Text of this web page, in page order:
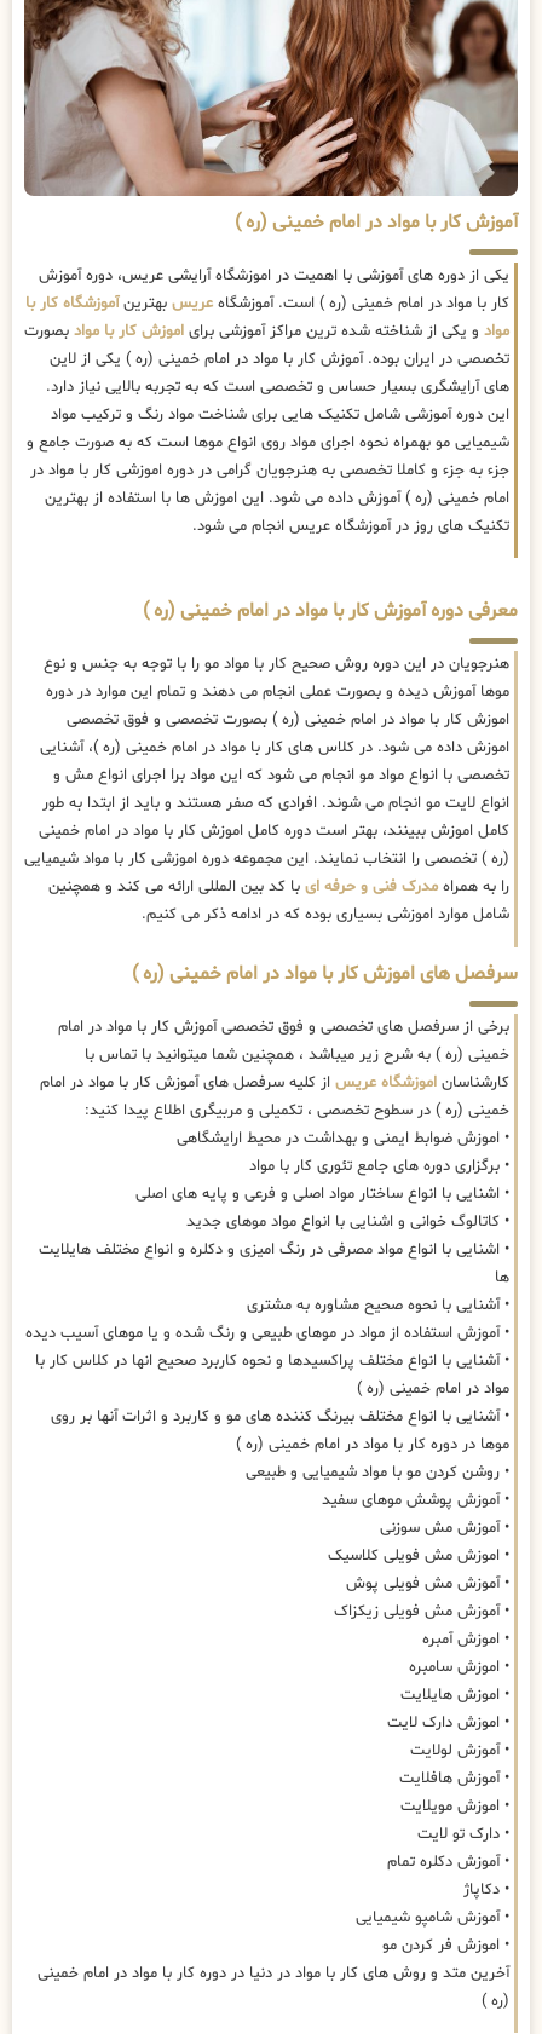
آموزش کار با مواد در امام خمینی (ره )
یکی از دوره های آموزشی با اهمیت در اموزشگاه آرایشی عریس، دوره آموزش
کار با مواد در امام خمینی (ره ) است. آموزشگاه عریس بهترینآموزشگاه کار با
مواد و یکی از شناخته شده ترین مراکز آموزشی برای اموزش کار با مواد بصورت
تخصصی در ایران بوده. آموزش کار با مواد در امام خمینی (ره ) یکی از لاین
های آرایشگری بسیار حساس و تخصصی است که به تجربه بالایی نیاز دارد.
این دوره آموزشی شامل تکنیک هایی برای شناخت مواد رنگ و ترکیب مواد
شیمیایی مو بهمراه نحوه اجرای مواد روی انواع موها است که به صورت جامع و
جزء به جزء و کاملا تخصصی به هنرجویان گرامی در دوره اموزشی کار با مواد در
امام خمینی (ره ) آموزش داده می شود. این اموزش ها با استفاده از بهترین
تکنیک های روز در آموزشگاه عریس انجام می شود.
معرفی دوره آموزش کار با مواد در امام خمینی (ره )
هنرجویان در این دوره روش صحیح کار با مواد مو را با توجه به جنس و نوع
موها آموزش دیده و بصورت عملی انجام می دهند و تمام این موارد در دوره
اموزش کار با مواد در امام خمینی (ره ) بصورت تخصصی و فوق تخصصی
اموزش داده می شود. در کلاس های کار با مواد در امام خمینی (ره )، آشنایی
تخصصی با انواع مواد مو انجام می شود که این مواد برا اجرای انواع مش و
انواع لایت مو انجام می شوند. افرادی که صفر هستند و باید از ابتدا به طور
کامل اموزش ببینند، بهتر است دوره کامل اموزش کار با مواد در امام خمینی
(ره ) تخصصی را انتخاب نمایند. این مجموعه دوره اموزشی کار با مواد شیمیایی
را به همراه مدرک فنی و حرفه ای با کد بین المللی ارائه می کند و همچنین
شامل موارد اموزشی بسیاری بوده که در ادامه ذکر می کنیم.
سرفصل های اموزش کار با مواد در امام خمینی (ره )
برخی از سرفصل های تخصصی و فوق تخصصی آموزش کار با مواد در امام
خمینی (ره ) به شرح زیر میباشد ، همچنین شما میتوانید با تماس با
کارشناسان اموزشگاه عریس از کلیه سرفصل های آموزش کار با مواد در امام
خمینی (ره ) در سطوح تخصصی ، تکمیلی و مربیگری اطلاع پیدا کنید:
• اموزش ضوابط ایمنی و بهداشت در محیط ارایشگاهی
• برگزاری دوره های جامع تئوری کار با مواد
• اشنایی با انواع ساختار مواد اصلی و فرعی و پایه های اصلی
• کاتالوگ خوانی و اشنایی با انواع مواد موهای جدید
• اشنایی با انواع مواد مصرفی در رنگ امیزی و دکلره و انواع مختلف هایلایت
ها
• آشنایی با نحوه صحیح مشاوره به مشتری
• آموزش استفاده از مواد در موهای طبیعی و رنگ شده و یا موهای آسیب دیده
• آشنایی با انواع مختلف پراکسیدها و نحوه کاربرد صحیح انها در کلاس کار با
مواد در امام خمینی (ره )
• آشنایی با انواع مختلف بیرنگ کننده های مو و کاربرد و اثرات آنها بر روی
موها در دوره کار با مواد در امام خمینی (ره )
• روشن کردن مو با مواد شیمیایی و طبیعی
• آموزش پوشش موهای سفید
• آموزش مش سوزنی
• اموزش مش فویلی کلاسیک
• آموزش مش فویلی پوش
• آموزش مش فویلی زیکزاک
• اموزش آمبره
• اموزش سامبره
• اموزش هایلایت
• اموزش دارک لایت
• آموزش لولایت
• آموزش هافلایت
• اموزش مویلایت
• دارک تو لایت
• آموزش دکلره تمام
• دکاپاژ
• آموزش شامپو شیمیایی
• اموزش فر کردن مو
آخرین متد و روش های کار با مواد در دنیا در دوره کار با مواد در امام خمینی
(ره )